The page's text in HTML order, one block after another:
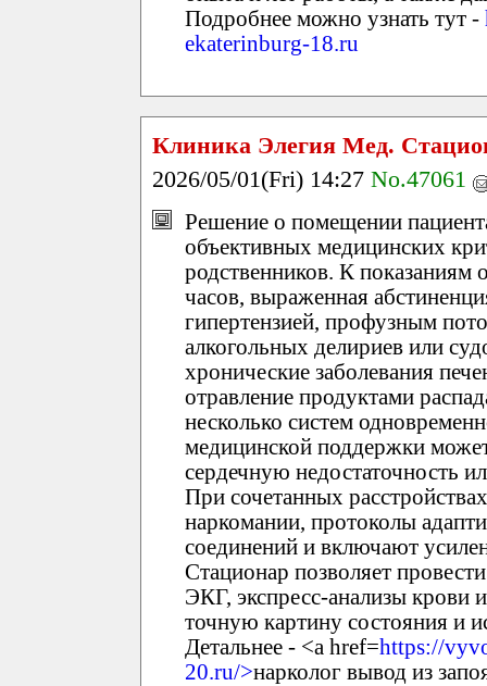
Подробнее можно узнать тут -
ekaterinburg-18.ru
Клиника Элегия Мед.
2026/05/01(Fri) 14:27 No.47061
Решение о помещении
объективных медицинских
родственников. К показаниям
часов, выраженная
гипертензией, профузным
алкогольных делириев или
хронические заболевания
отравление продуктами
несколько систем
медицинской поддержки
сердечную недостаточность
При сочетанных
наркомании, протоколы
соединений и включают
Стационар позволяет
ЭКГ, экспресс-анализы крови
точную картину состояния и
Детальнее - <a href=https://
20.ru/>нарколог вывод из